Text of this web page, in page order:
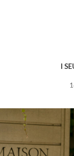
I